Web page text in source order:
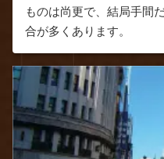
ものは尚更で、結局手間
合が多くあります。